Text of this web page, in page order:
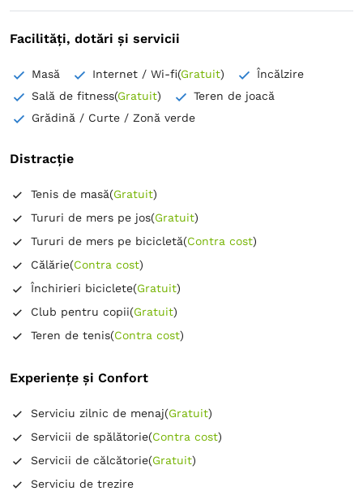
Facilități, dotări și servicii
Masă Internet / Wi-fi(Gratuit)
Încălzire
Sală de fitness(Gratuit)
Teren de joacă
Grădină / Curte / Zonă verde
Distracție
Tenis de masă(Gratuit)
Tururi de mers pe jos(Gratuit)
Tururi de mers pe bicicletă(Contra cost)
Călărie(Contra cost)
Închirieri biciclete(Gratuit)
Club pentru copii(Gratuit)
Teren de tenis(Contra cost)
Experiențe și Confort
Serviciu zilnic de menaj(Gratuit)
Servicii de spălătorie(Contra cost)
Servicii de călcătorie(Gratuit)
Serviciu de trezire